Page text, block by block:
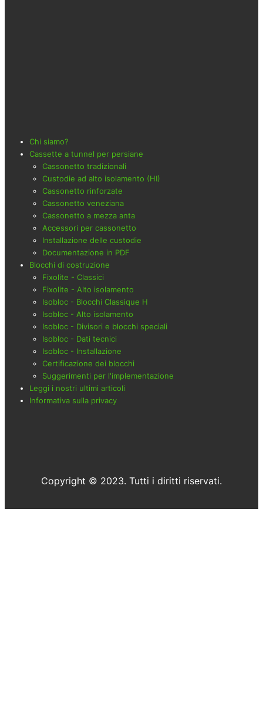
Chi siamo?
Cassette a tunnel per persiane
Cassonetto tradizionali
Custodie ad alto isolamento (HI)
Cassonetto rinforzate
Cassonetto veneziana
Cassonetto a mezza anta
Accessori per cassonetto
Installazione delle custodie
Documentazione in PDF
Blocchi di costruzione
Fixolite - Classici
Fixolite - Alto isolamento
Isobloc - Blocchi Classique H
Isobloc - Alto isolamento
Isobloc - Divisori e blocchi speciali
Isobloc - Dati tecnici
Isobloc - Installazione
Certificazione dei blocchi
Suggerimenti per l'implementazione
Leggi i nostri ultimi articoli
Informativa sulla privacy
Copyright © 2023. Tutti i diritti riservati.